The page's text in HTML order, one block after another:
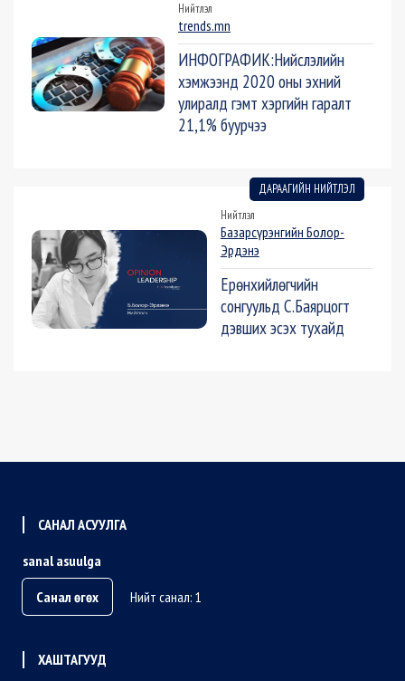
Нийтлэл
trends.mn
ИНФОГРАФИК:Нийслэлийн
хэмжээнд 2020 оны эхний
улиралд гэмт хэргийн гаралт
21,1% буурчээ
ДАРААГИЙН НИЙТЛЭЛ
Нийтлэл
Базарсүрэнгийн Болор-
Эрдэнэ
Ерөнхийлөгчийн
сонгуульд С.Баярцогт
дэвших эсэх тухайд
САНАЛ АСУУЛГА
sanal asuulga
Санал өгөх
Нийт санал: 1
ХАШТАГУУД